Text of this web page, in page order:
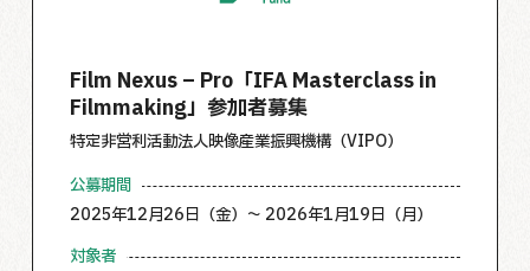
Film Nexus – Pro「IFA Masterclass in
Filmmaking」参加者募集
特定非営利活動法人映像産業振興機構（VIPO）
公募期間
2025年12月26日（金）～ 2026年1月19日（月）
対象者